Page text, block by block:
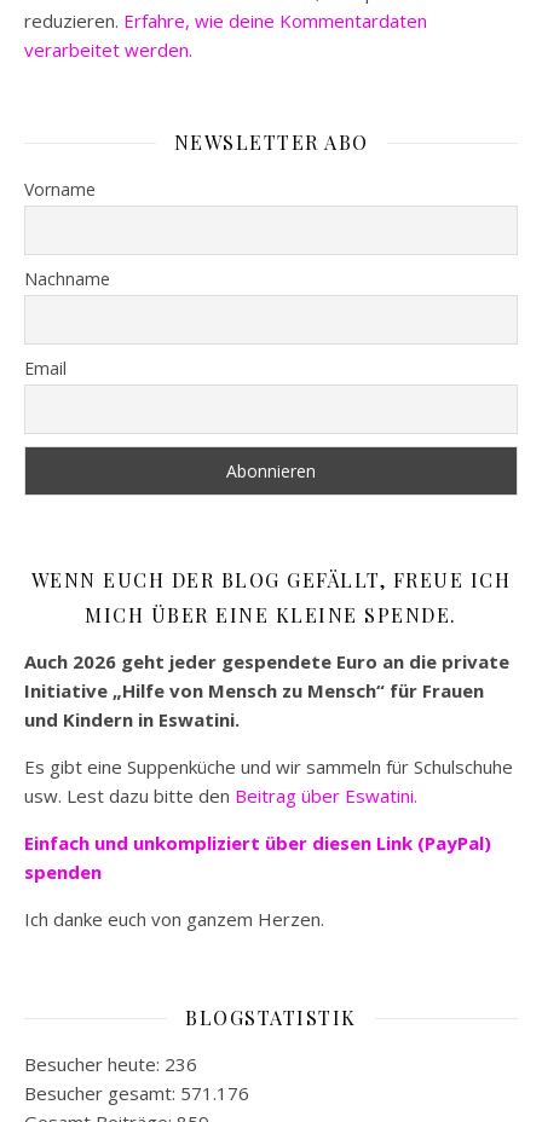
reduzieren. Erfahre, wie deine Kommentardaten
verarbeitet werden.
NEWSLETTER ABO
Vorname
Nachname
Email
WENN EUCH DER BLOG GEFÄLLT, FREUE ICH
MICH ÜBER EINE KLEINE SPENDE.
Auch 2026 geht jeder gespendete Euro an die private
Initiative „Hilfe von Mensch zu Mensch“ für Frauen
und Kindern in Eswatini.
Es gibt eine Suppenküche und wir sammeln für Schulschuhe
usw. Lest dazu bitte den Beitrag über Eswatini.
Einfach und unkompliziert über diesen Link (PayPal)
spenden
Ich danke euch von ganzem Herzen.
BLOGSTATISTIK
Besucher heute: 236
Besucher gesamt: 571.176